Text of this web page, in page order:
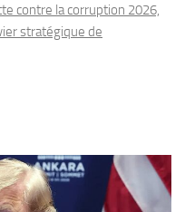
contre la corruption 2026,
stratégique de